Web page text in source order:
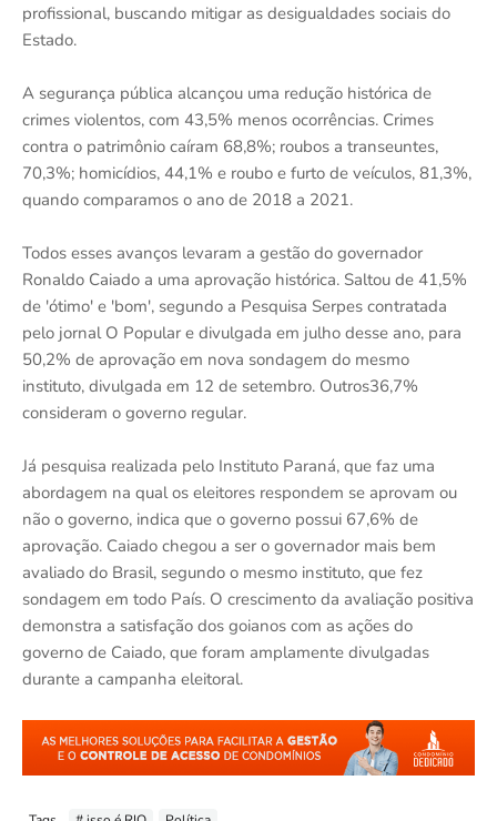
profissional, buscando mitigar as desigualdades sociais do
Estado.
A segurança pública alcançou uma redução histórica de
crimes violentos, com 43,5% menos ocorrências. Crimes
contra o patrimônio caíram 68,8%; roubos a transeuntes,
70,3%; homicídios, 44,1% e roubo e furto de veículos, 81,3%,
quando comparamos o ano de 2018 a 2021.
Todos esses avanços levaram a gestão do governador
Ronaldo Caiado a uma aprovação histórica. Saltou de 41,5%
de 'ótimo' e 'bom', segundo a Pesquisa Serpes contratada
pelo jornal O Popular e divulgada em julho desse ano, para
50,2% de aprovação em nova sondagem do mesmo
instituto, divulgada em 12 de setembro. Outros36,7%
consideram o governo regular.
Já pesquisa realizada pelo Instituto Paraná, que faz uma
abordagem na qual os eleitores respondem se aprovam ou
não o governo, indica que o governo possui 67,6% de
aprovação. Caiado chegou a ser o governador mais bem
avaliado do Brasil, segundo o mesmo instituto, que fez
sondagem em todo País. O crescimento da avaliação positiva
demonstra a satisfação dos goianos com as ações do
governo de Caiado, que foram amplamente divulgadas
durante a campanha eleitoral.